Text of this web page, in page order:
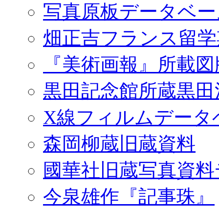
写真原板データベ
畑正吉フランス留
『美術画報』所載
黒田記念館所蔵黒
X線フィルムデータ
森岡柳蔵旧蔵資料
國華社旧蔵写真資
今泉雄作『記事珠』